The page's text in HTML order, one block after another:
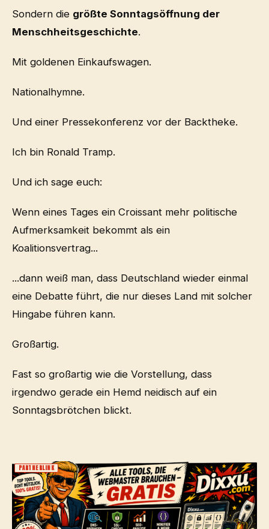
Sondern die größte Sonntagsöffnung der
Menschheitsgeschichte.
Mit goldenen Einkaufswagen.
Nationalhymne.
Und einer Pressekonferenz vor der Backtheke.
Ich bin Ronald Tramp.
Und ich sage euch:
Wenn eines Tages ein Croissant mehr politische
Aufmerksamkeit bekommt als ein
Koalitionsvertrag...
...dann weiß man, dass Deutschland wieder einmal
eine Debatte führt, die nur dieses Land mit solcher
Hingabe führen kann.
Großartig.
Fast so großartig wie die Vorstellung, dass
irgendwo gerade ein Hemd neidisch auf ein
Sonntagsbrötchen blickt.
PARTNERLINK